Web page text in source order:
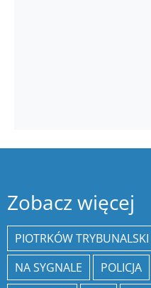
Zobacz więcej
PIOTRKÓW TRYBUNALSKI
NA SYGNALE
POLICJA